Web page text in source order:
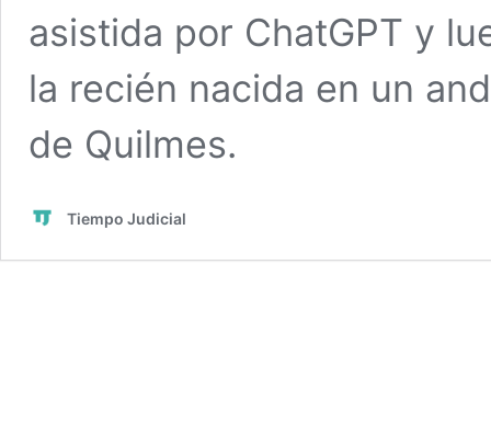
asistida por ChatGPT y
la recién nacida en un
de Quilmes.
Tiempo Judicial